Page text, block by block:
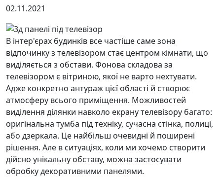
02.11.2021
В інтер'єрах будинків все частіше саме зона
відпочинку з телевізором стає центром кімнати, що
виділяється з обстави. Фонова складова за
телевізором є вітриною, якої не варто нехтувати.
Адже конкретно антураж цієї області й створює
атмосферу всього приміщення. Можливостей
виділення ділянки навколо екрану телевізору багато:
оригінальна тумба під техніку, сучасна стінка, полиці,
або дзеркала. Це найбільш очевидні й поширені
рішення. Але в ситуаціях, коли ми хочемо створити
дійсно унікальну обставу, можна застосувати
обробку декоративними панелями.